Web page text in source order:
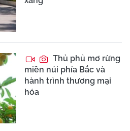
Thủ phủ mơ rừng
miền núi phía Bắc và
hành trình thương mại
hóa